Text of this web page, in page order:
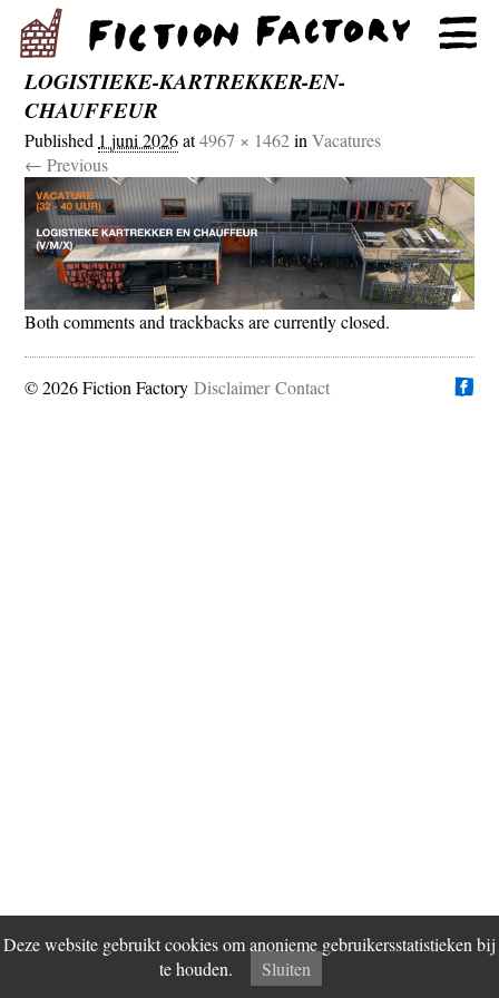
Deze website gebruikt cookies om anonieme gebruikersstatistieken bij
te houden.
Sluiten
LOGISTIEKE-KARTREKKER-EN-
CHAUFFEUR
Published 1 juni 2026at4967 × 1462inVacatures
← Previous
Both comments and trackbacks are currently closed.
© 2026 Fiction Factory Disclaimer Contact
Vind ons op